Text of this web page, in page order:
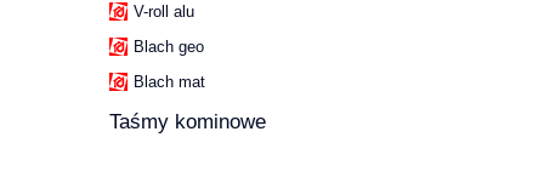
V-roll alu
Blach geo
Blach mat
Taśmy kominowe